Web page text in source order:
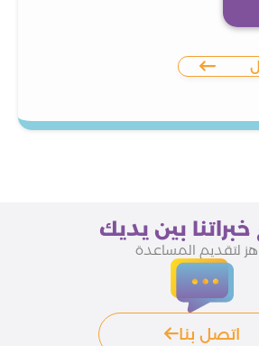
بين يديك
لتقديم المساعدة
اتصل بنا